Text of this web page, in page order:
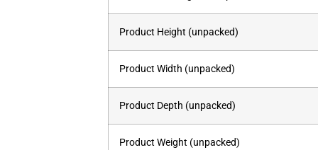
Product Height (unpacked)
Product Width (unpacked)
Product Depth (unpacked)
Product Weight (unpacked)